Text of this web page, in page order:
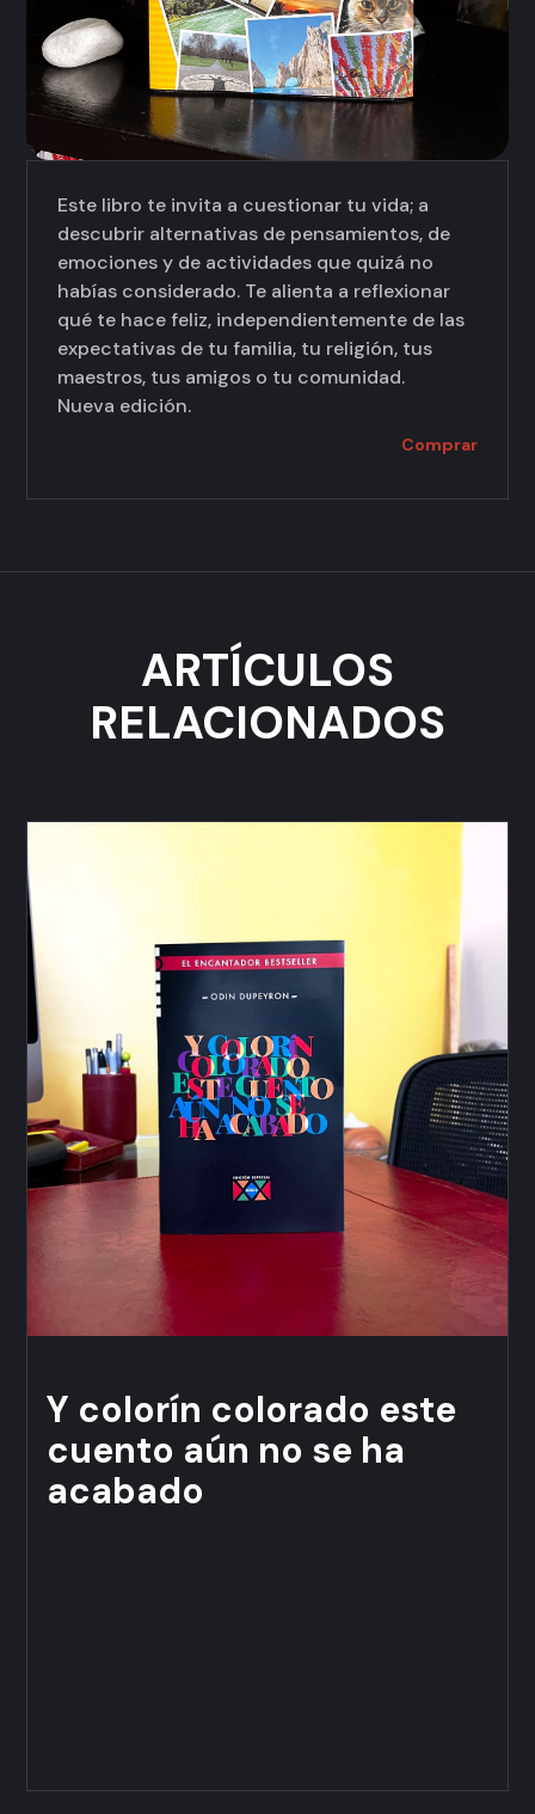
Este libro te invita a cuestionar tu vida; a
descubrir alternativas de pensamientos, de
emociones y de actividades que quizá no
habías considerado. Te alienta a reflexionar
qué te hace feliz, independientemente de las
expectativas de tu familia, tu religión, tus
maestros, tus amigos o tu comunidad.
Nueva edición.
Comprar
ARTÍCULOS
RELACIONADOS
Y colorín colorado este
cuento aún no se ha
acabado